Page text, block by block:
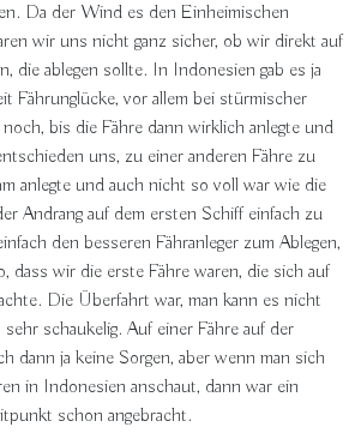
Da der Wind es den Einheimischen
wir uns nicht ganz sicher, ob wir direkt auf
die ablegen sollte. In Indonesien gab es ja
Fährunglücke, vor allem bei stürmischer
bis die Fähre dann wirklich anlegte und
uns, zu einer anderen Fähre zu
anlegte und auch nicht so voll war wie die
Andrang auf dem ersten Schiff einfach zu
den besseren Fähranleger zum Ablegen,
dass wir die erste Fähre waren, die sich auf
Die Überfahrt war, man kann es nicht
schaukelig. Auf einer Fähre auf der
dann ja keine Sorgen, aber wenn man sich
in Indonesien anschaut, dann war ein
schon angebracht.